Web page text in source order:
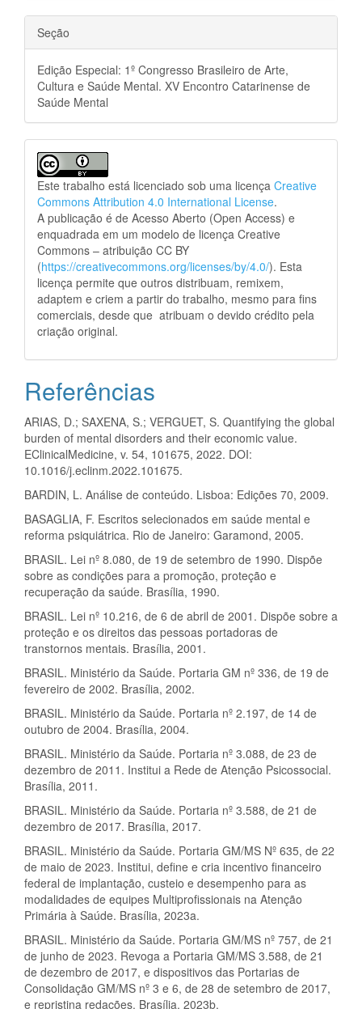
Seção
Edição Especial: 1º Congresso Brasileiro de Arte,
Cultura e Saúde Mental. XV Encontro Catarinense de
Saúde Mental
Este trabalho está licenciado sob uma licença Creative
Commons Attribution 4.0 International License.
A publicação é de Acesso Aberto (Open Access) e
enquadrada em um modelo de licença Creative
Commons – atribuição CC BY
(https://creativecommons.org/licenses/by/4.0/). Esta
licença permite que outros distribuam, remixem,
adaptem e criem a partir do trabalho, mesmo para fins
comerciais, desde que atribuam o devido crédito pela
criação original.
Referências
ARIAS, D.; SAXENA, S.; VERGUET, S. Quantifying the global
burden of mental disorders and their economic value.
EClinicalMedicine, v. 54, 101675, 2022. DOI:
10.1016/j.eclinm.2022.101675.
BARDIN, L. Análise de conteúdo. Lisboa: Edições 70, 2009.
BASAGLIA, F. Escritos selecionados em saúde mental e
reforma psiquiátrica. Rio de Janeiro: Garamond, 2005.
BRASIL. Lei nº 8.080, de 19 de setembro de 1990. Dispõe
sobre as condições para a promoção, proteção e
recuperação da saúde. Brasília, 1990.
BRASIL. Lei nº 10.216, de 6 de abril de 2001. Dispõe sobre a
proteção e os direitos das pessoas portadoras de
transtornos mentais. Brasília, 2001.
BRASIL. Ministério da Saúde. Portaria GM nº 336, de 19 de
fevereiro de 2002. Brasília, 2002.
BRASIL. Ministério da Saúde. Portaria nº 2.197, de 14 de
outubro de 2004. Brasília, 2004.
BRASIL. Ministério da Saúde. Portaria nº 3.088, de 23 de
dezembro de 2011. Institui a Rede de Atenção Psicossocial.
Brasília, 2011.
BRASIL. Ministério da Saúde. Portaria nº 3.588, de 21 de
dezembro de 2017. Brasília, 2017.
BRASIL. Ministério da Saúde. Portaria GM/MS Nº 635, de 22
de maio de 2023. Institui, define e cria incentivo financeiro
federal de implantação, custeio e desempenho para as
modalidades de equipes Multiprofissionais na Atenção
Primária à Saúde. Brasília, 2023a.
BRASIL. Ministério da Saúde. Portaria GM/MS nº 757, de 21
de junho de 2023. Revoga a Portaria GM/MS 3.588, de 21
de dezembro de 2017, e dispositivos das Portarias de
Consolidação GM/MS nº 3 e 6, de 28 de setembro de 2017,
e repristina redações. Brasília, 2023b.